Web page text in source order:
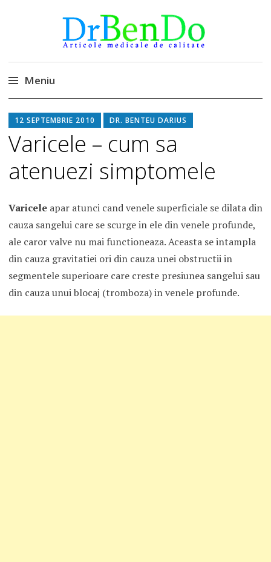
DrBendo.ro
Alimentatia sa iti fie medicatia
Meniu
la
conținut
12 SEPTEMBRIE 2010 DR. BENTEU DARIUS
Varicele – cum sa
atenuezi simptomele
Variceleapar atunci cand venele superficiale se dilata din
cauza sangelui care se scurge in ele din venele profunde,
ale caror valve nu mai functioneaza. Aceasta se intampla
din cauza gravitatiei ori din cauza unei obstructii in
segmentele superioare care creste presiunea sangelui sau
din cauza unui blocaj (tromboza) in venele profunde.